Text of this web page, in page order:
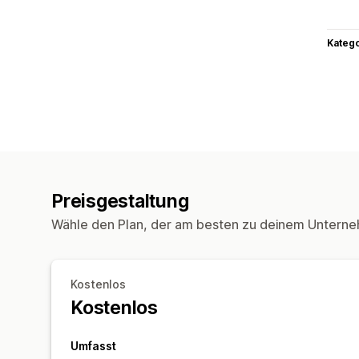
Preisgestaltung
Wähle den Plan, der am besten zu deinem
Kostenlos
Kostenlos
Umfasst